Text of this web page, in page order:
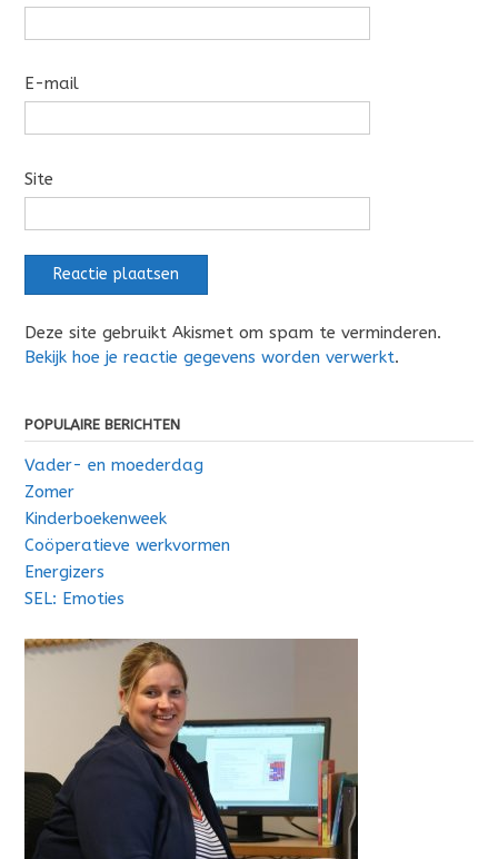
E-mail
Site
Deze site gebruikt Akismet om spam te verminderen.
Bekijk hoe je reactie gegevens worden verwerkt.
POPULAIRE BERICHTEN
Vader- en moederdag
Zomer
Kinderboekenweek
Coöperatieve werkvormen
Energizers
SEL: Emoties